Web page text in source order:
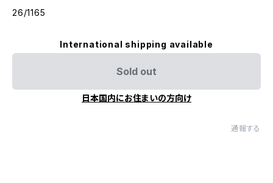
26/1165
International shipping available
Sold out
日本国内にお住まいの方向け
通報する